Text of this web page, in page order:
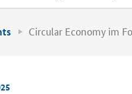
Circular Economy im